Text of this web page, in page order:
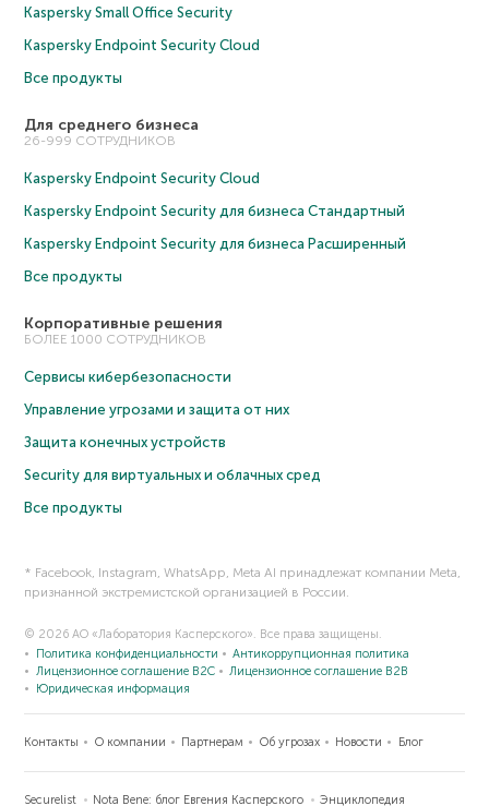
Kaspersky Small Office Security
Kaspersky Endpoint Security Cloud
Все продукты
Для среднего бизнеса
26-999 СОТРУДНИКОВ
Kaspersky Endpoint Security Cloud
Kaspersky Endpoint Security для бизнеса Cтандартный
Kaspersky Endpoint Security для бизнеса Расширенный
Все продукты
Корпоративные решения
БОЛЕЕ 1000 СОТРУДНИКОВ
Сервисы кибербезопасности
Управление угрозами и защита от них
Защита конечных устройств
Security для виртуальных и облачных сред
Все продукты
* Facebook, Instagram, WhatsApp, Meta AI принадлежат компании Meta,
признанной экстремистской организацией в России.
© 2026 АО «Лаборатория Касперского». Все права защищены.
Политика конфиденциальности
Антикоррупционная политика
Лицензионное соглашение B2C
Лицензионное соглашение B2B
Юридическая информация
Контакты О компании Партнерам Об угрозах Новости Блог
Securelist Nota Bene: блог Евгения Касперского Энциклопедия